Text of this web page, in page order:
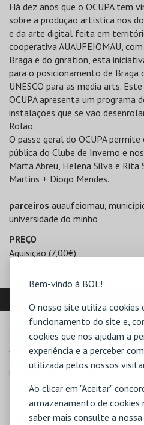
Bem-vindo à BOL!
O nosso site utiliza cookies
funcionamento do site e,
cookies que nos ajudam a
experiência e a perceber
utilizada pelos nossos
Ao clicar em "Aceitar"
armazenamento de cookies
saber mais consulte a nossa
Há dez anos que o OCUPA tem
sobre a produção artística nos
e da arte digital feita em
cooperativa AUAUFEIOMAU,
Braga e do gnration, esta
para o posicionamento de Braga
UNESCO para as media arts.
OCUPA apresenta um programa
instalações que se vão
Rolão.
O passe geral do OCUPA
pública do Clube de Inverno e
Marta Abreu, Helena Silva e Rita
Martins + Diogo Mendes.
parceiros auaufeiomau,
universidade do minho
PREÇO
Aquisição (7,00€)
MORADA
Avenida da Liberdade, 697
4710-251 Braga
Direcções para Faz Cultura